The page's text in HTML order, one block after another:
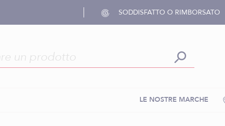
SODDISFATTO O RIMBORSATO
LE NOSTRE MARCHE